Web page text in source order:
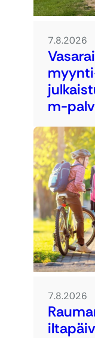
7.8.2026
m-
7.8.2026